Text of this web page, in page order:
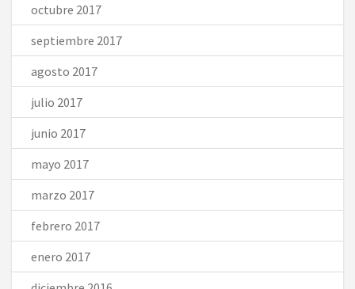
octubre 2017
septiembre 2017
agosto 2017
julio 2017
junio 2017
mayo 2017
marzo 2017
febrero 2017
enero 2017